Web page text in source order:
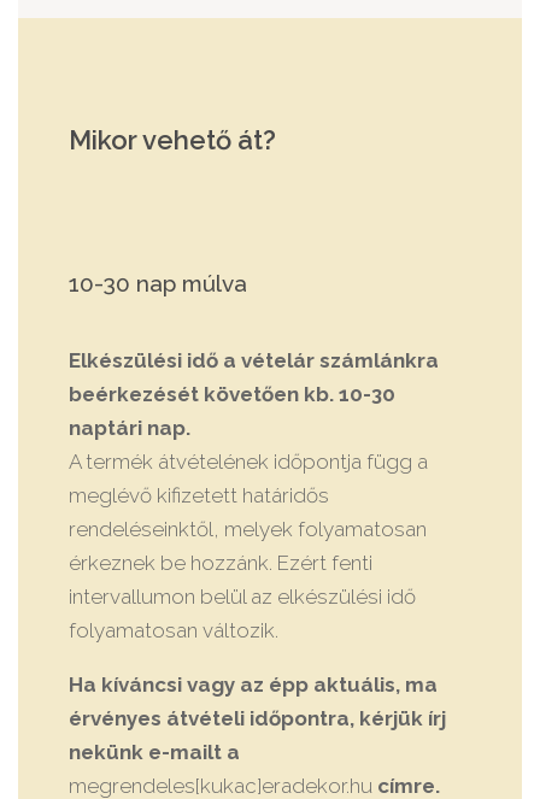
Mikor vehető át?
10-30 nap múlva
Elkészülési idő a vételár számlánkra
beérkezését követően kb. 10-30
naptári nap.
A termék átvételének időpontja függ a
meglévő kifizetett határidős
rendeléseinktől, melyek folyamatosan
érkeznek be hozzánk. Ezért fenti
intervallumon belül az elkészülési idő
folyamatosan változik.
Ha kíváncsi vagy az épp aktuális, ma
érvényes átvételi időpontra, kérjük írj
nekünk e-mailt a
megrendeles[kukac]eradekor.hucímre.